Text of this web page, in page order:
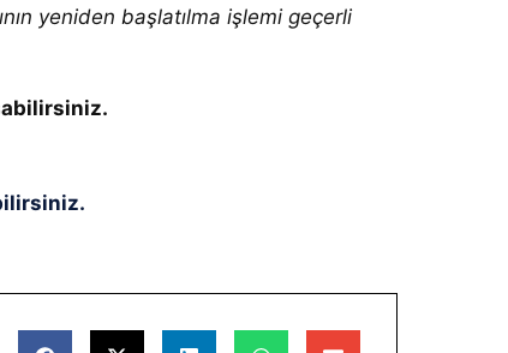
yeniden başlatılma işlemi geçerli